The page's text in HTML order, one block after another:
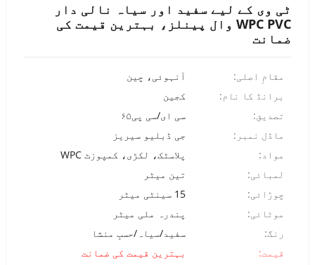
ٹی وی کے لیے سفید اور سیاہ نالی دار
WPC PVC وال پینلز، بہترین قیمت کی
ضمانت
مقامِ اصلی:
آنہوئی، چین
برانڈ کا نام:
کجین
تصدیق:
سی ای/سی پی۶۵
ماڈل نمبر:
جی ڈبلیو سیریز
مواد:
پلاسٹک، لکڑی، کمپوزٹ WPC
لمبائی:
تین میٹر
چوڑائی:
15 سینٹی میٹر
موٹائی:
پندرہ ملی میٹر
رنگ:
سفید/سیاہ/حسبِ منشا
قیمت:
بہترین قیمت کی ضمانت